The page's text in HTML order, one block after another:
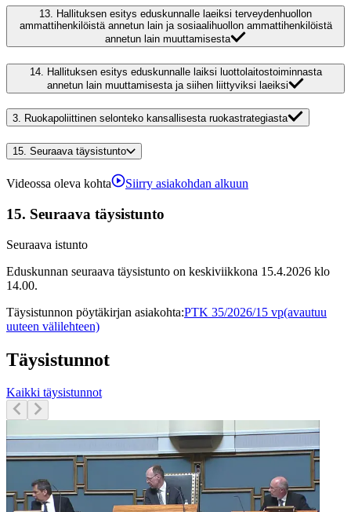
13. Hallituksen esitys eduskunnalle laeiksi terveydenhuollon
ammattihenkilöistä annetun lain ja sosiaalihuollon ammattihenkilöistä
annetun lain muuttamisesta
14. Hallituksen esitys eduskunnalle laiksi luottolaitostoiminnasta
annetun lain muuttamisesta ja siihen liittyviksi laeiksi
3. Ruokapoliittinen selonteko kansallisesta ruokastrategiasta
15. Seuraava täysistunto
Videossa oleva kohta Siirry asiakohdan alkuun
15. Seuraava täysistunto
Seuraava istunto
Eduskunnan seuraava täysistunto on keskiviikkona 15.4.2026 klo
14.00.
Täysistunnon pöytäkirjan asiakohta:PTK 35/2026/15 vp(avautuu
uuteen välilehteen)
Täysistunnot
Kaikki täysistunnot